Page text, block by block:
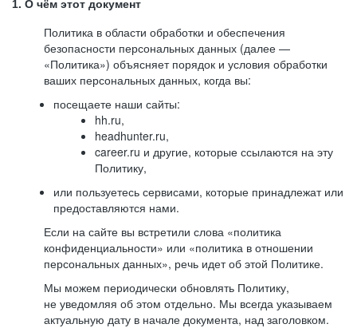
1. О чём этот документ
Политика в области обработки и обеспечения
безопасности персональных данных (далее —
«Политика») объясняет порядок и условия обработки
ваших персональных данных, когда вы:
посещаете наши сайты:
hh.ru,
headhunter.ru,
career.ru и другие, которые ссылаются на эту
Политику,
или пользуетесь сервисами, которые принадлежат или
предоставляются нами.
Если на сайте вы встретили слова «политика
конфиденциальности» или «политика в отношении
персональных данных», речь идет об этой Политике.
Мы можем периодически обновлять Политику,
не уведомляя об этом отдельно. Мы всегда указываем
актуальную дату в начале документа, над заголовком.